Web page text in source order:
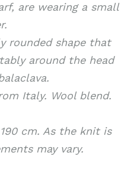
are wearing a small
rounded shape that
around the head
Italy. Wool blend.
cm. As the knit is
may vary.